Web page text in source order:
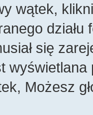
wątek,
się
wyświetlana
Możesz